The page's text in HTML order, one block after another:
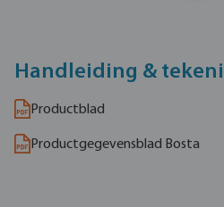
Handleiding &
Productblad
Productgegevensblad Bosta